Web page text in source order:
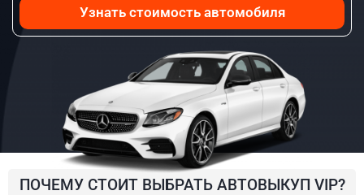
Узнать стоимость автомобиля
ПОЧЕМУ СТОИТ ВЫБРАТЬ АВТОВЫКУП VIP?